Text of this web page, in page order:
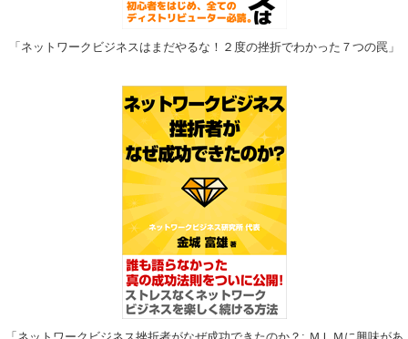
「ネットワークビジネスはまだやるな！２度の挫折でわかった７つの罠」